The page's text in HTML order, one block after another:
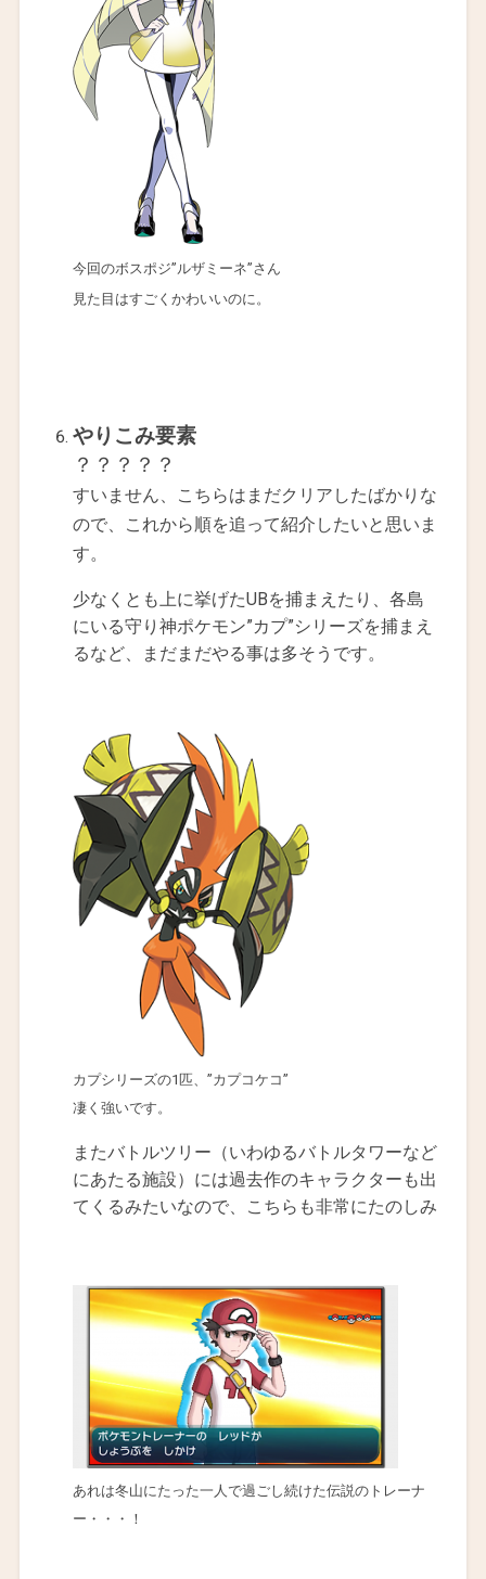
今回のボスポジ”ルザミーネ”さん
見た目はすごくかわいいのに。
やりこみ要素
？？？？？
すいません、こちらはまだクリアしたばかりな
ので、これから順を追って紹介したいと思いま
す。
少なくとも上に挙げたUBを捕まえたり、各島
にいる守り神ポケモン”カプ”シリーズを捕まえ
るなど、まだまだやる事は多そうです。
カプシリーズの1匹、”カプコケコ”
凄く強いです。
またバトルツリー（いわゆるバトルタワーなど
にあたる施設）には過去作のキャラクターも出
てくるみたいなので、こちらも非常にたのしみ
あれは冬山にたった一人で過ごし続けた伝説のトレーナ
ー・・・！